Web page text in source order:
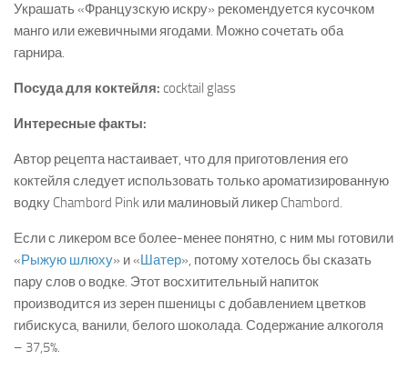
Украшать «Французскую искру» рекомендуется кусочком
манго или ежевичными ягодами. Можно сочетать оба
гарнира.
Посуда для коктейля: cocktail glass
Интересные факты:
Автор рецепта настаивает, что для приготовления его
коктейля следует использовать только ароматизированную
водку Chambord Pink или малиновый ликер Chambord.
Если с ликером все более-менее понятно, с ним мы готовили
«Рыжую шлюху» и «Шатер», потому хотелось бы сказать
пару слов о водке. Этот восхитительный напиток
производится из зерен пшеницы с добавлением цветков
гибискуса, ванили, белого шоколада. Содержание алкоголя
– 37,5%.